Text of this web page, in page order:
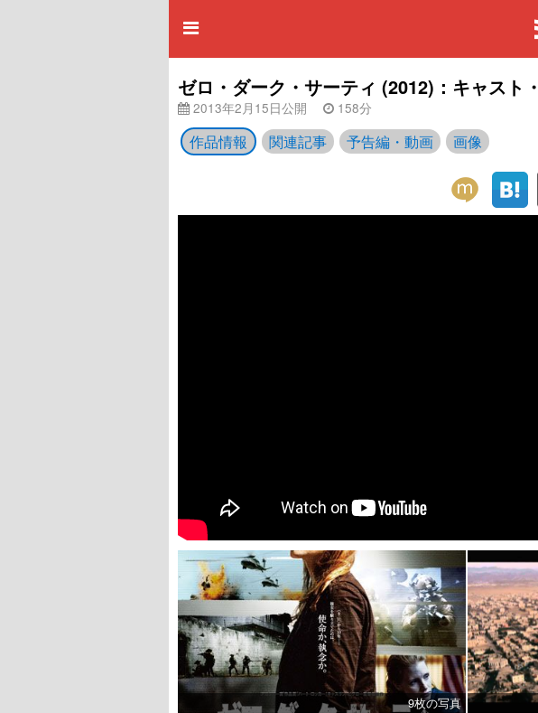
ゼロ・ダーク・サーティ (2012)：キャスト
2013年2月15日公開 158分
作品情報 関連記事 予告編・動画 画像
9枚の写真